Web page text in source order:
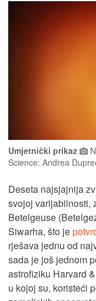
Umjetnički prikaz
Science: Andrea
Deseta najsjajnija
svojoj varijabilnosti,
Betelgeuse
Siwarha, što je
rješava jednu od
sada je još jednom
astrofiziku Harvard
u kojoj su, koristeći